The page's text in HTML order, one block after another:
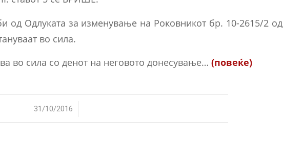
од Одлуката за изменување на Роковникот бр. 10-2615/2 од
во сила.
во сила со денот на неговото донесување… (повеќе)
31/10/2016
/